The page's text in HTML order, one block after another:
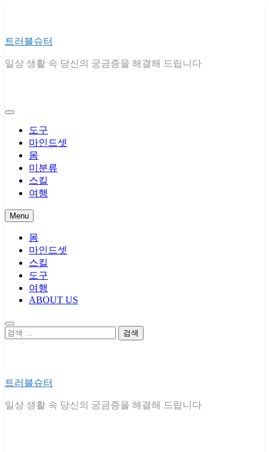
트러블슈터
일상 생활 속 당신의 궁금증을 해결해 드립니다
도구
마인드셋
몸
미분류
스킬
여행
Menu
몸
마인드셋
스킬
도구
여행
ABOUT US
검
트러블슈터
일상 생활 속 당신의 궁금증을 해결해 드립니다